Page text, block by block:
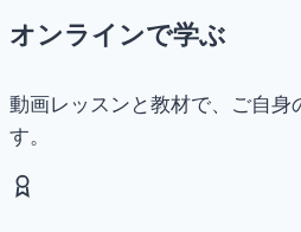
オンラインで学ぶ
動画レッスンと教材で、ご自身
す。